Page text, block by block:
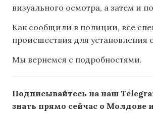
визуального осмотра, а затем и
Как сообщили в полиции, все
происшествия для
Мы вернемся с подробностями.
Подписывайтесь на наш
знать прямо сейчас о Молдове